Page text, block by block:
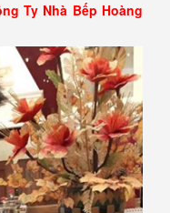
Ty Nhà Bếp Hoàng